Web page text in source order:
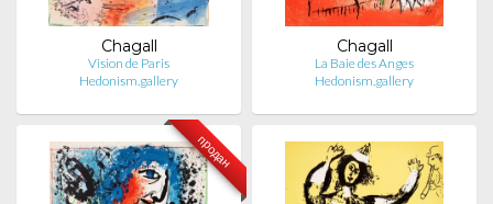
Chagall
Vision de Paris
Hedonism.gallery
Chagall
La Baie des Anges
Hedonism.gallery
продан